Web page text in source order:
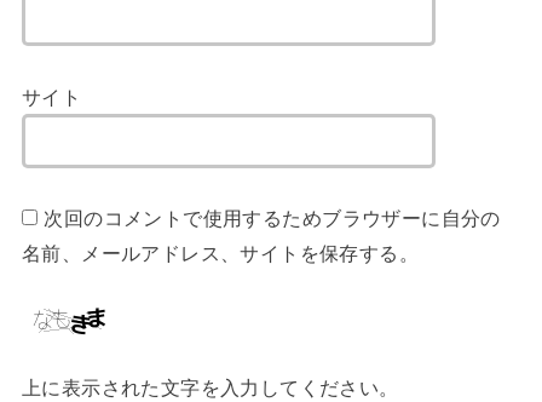
サイト
次回のコメントで使用するためブラウザーに自分の
名前、メールアドレス、サイトを保存する。
上に表示された文字を入力してください。